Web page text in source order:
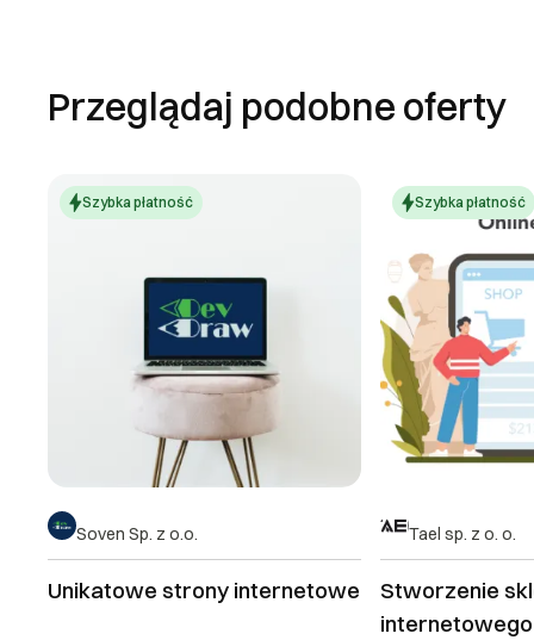
Przeglądaj podobne oferty
Szybka płatność
Soven Sp. z o.o.
Unikatowe strony internetowe
Szybka płatność
Tael sp. z o. o.
Stworzenie
internetowego